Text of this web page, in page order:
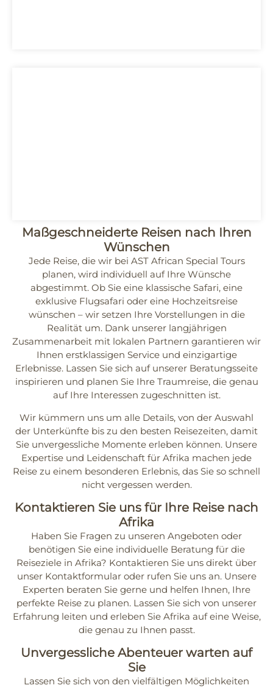
Maßgeschneiderte Reisen nach Ihren
Wünschen
Jede Reise, die wir bei AST African Special Tours
planen, wird individuell auf Ihre Wünsche
abgestimmt. Ob Sie eine klassische Safari, eine
exklusive Flugsafari oder eine Hochzeitsreise
wünschen – wir setzen Ihre Vorstellungen in die
Realität um. Dank unserer langjährigen
Zusammenarbeit mit lokalen Partnern garantieren wir
Ihnen erstklassigen Service und einzigartige
Erlebnisse. Lassen Sie sich auf unserer Beratungsseite
inspirieren und planen Sie Ihre Traumreise, die genau
auf Ihre Interessen zugeschnitten ist.
Wir kümmern uns um alle Details, von der Auswahl
der Unterkünfte bis zu den besten Reisezeiten, damit
Sie unvergessliche Momente erleben können. Unsere
Expertise und Leidenschaft für Afrika machen jede
Reise zu einem besonderen Erlebnis, das Sie so schnell
nicht vergessen werden.
Kontaktieren Sie uns für Ihre Reise nach
Afrika
Haben Sie Fragen zu unseren Angeboten oder
benötigen Sie eine individuelle Beratung für die
Reiseziele in Afrika? Kontaktieren Sie uns direkt über
unser Kontaktformularoder rufen Sie uns an. Unsere
Experten beraten Sie gerne und helfen Ihnen, Ihre
perfekte Reise zu planen. Lassen Sie sich von unserer
Erfahrung leiten und erleben Sie Afrika auf eine Weise,
die genau zu Ihnen passt.
Unvergessliche Abenteuer warten auf
Sie
Lassen Sie sich von den vielfältigen Möglichkeiten